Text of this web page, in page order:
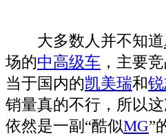
大多数人并不知道
场的中高级车 ，主要
当于国内的凯美瑞和
销量真的不行，所以这
依然是一副“酷似MG”